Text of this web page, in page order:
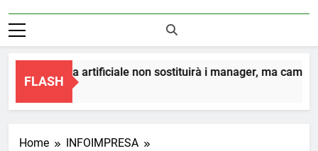
FLASH
artificiale non sostituirà i manager, ma
Home
INFOIMPRESA